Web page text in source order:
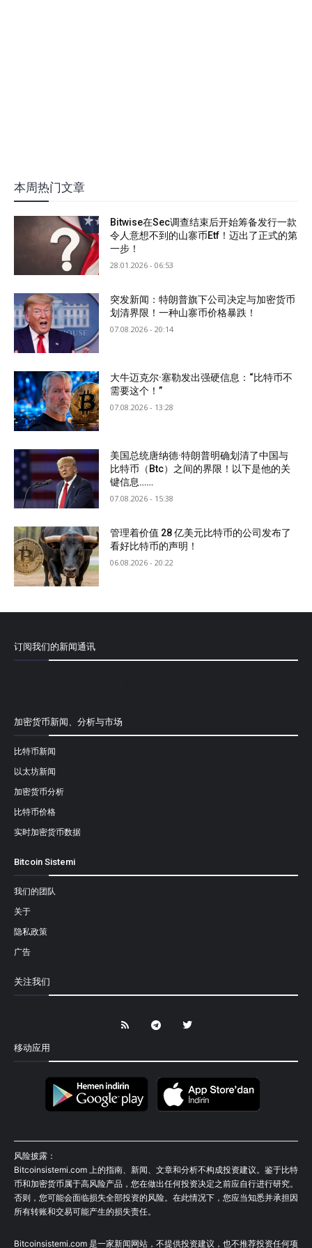
本周热门文章
Bitwise在Sec调查结束后开始筹备发行一款
令人意想不到的山寨币Etf！迈出了正式的第
一步！
28.01.2026 - 06:53
突发新闻：特朗普旗下公司决定与加密货币
划清界限！一种山寨币价格暴跌！
07.08.2026 - 20:14
大牛迈克尔·塞勒发出强硬信息：“比特币不
需要这个！”
07.08.2026 - 13:28
美国总统唐纳德·特朗普明确划清了中国与
比特币（Btc）之间的界限！以下是他的关
键信息……
07.08.2026 - 15:38
管理着价值 28 亿美元比特币的公司发布了
看好比特币的声明！
06.08.2026 - 20:22
订阅我们的新闻通讯
加密货币新闻、分析与市场
比特币新闻
以太坊新闻
加密货币分析
比特币价格
实时加密货币数据
Bitcoin Sistemi
我们的团队
关于
隐私政策
广告
关注我们
移动应用
风险披露：
Bitcoinsistemi.com 上的指南、新闻、文章和分析不构成投资建议。鉴于比特
币和加密货币属于高风险产品，您在做出任何投资决定之前应自行进行研究。
否则，您可能会面临损失全部投资的风险。在此情况下，您应当知悉并承担因
所有转账和交易可能产生的损失责任。
Bitcoinsistemi.com 是一家新闻网站，不提供投资建议，也不推荐投资任何项